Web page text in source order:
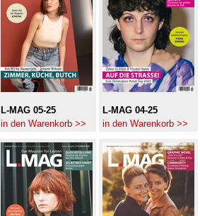
L-MAG 05-25
in den Warenkorb >>
L-MAG 04-25
in den Warenkorb >>